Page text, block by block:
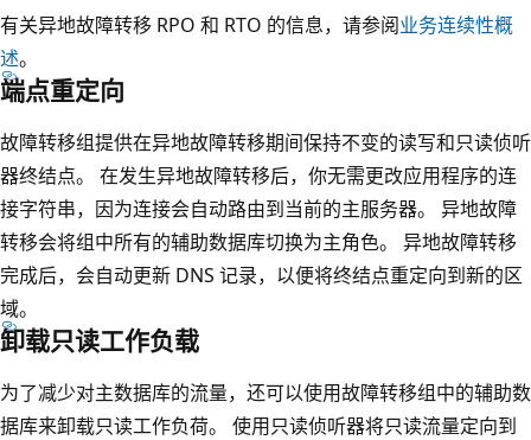
有关异地故障转移 RPO 和 RTO 的信息，请参阅业务连续性概
述。
端点重定向
故障转移组提供在异地故障转移期间保持不变的读写和只读侦听
器终结点。 在发生异地故障转移后，你无需更改应用程序的连
接字符串，因为连接会自动路由到当前的主服务器。 异地故障
转移会将组中所有的辅助数据库切换为主角色。 异地故障转移
完成后，会自动更新 DNS 记录，以便将终结点重定向到新的区
域。
卸载只读工作负载
为了减少对主数据库的流量，还可以使用故障转移组中的辅助数
据库来卸载只读工作负荷。 使用只读侦听器将只读流量定向到